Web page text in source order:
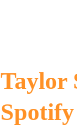
Taylor